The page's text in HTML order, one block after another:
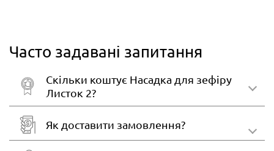
Часто задавані запитання
Скільки коштує Насадка для зефіру
Листок 2?
Як доставити замовлення?